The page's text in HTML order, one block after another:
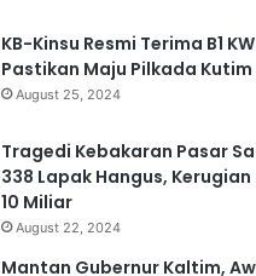
KB-Kinsu Resmi Terima B1
Pastikan Maju Pilkada
August 25, 2024
Tragedi Kebakaran Pasar
338 Lapak Hangus, Kerugian
10 Miliar
August 22, 2024
Mantan Gubernur Kaltim,